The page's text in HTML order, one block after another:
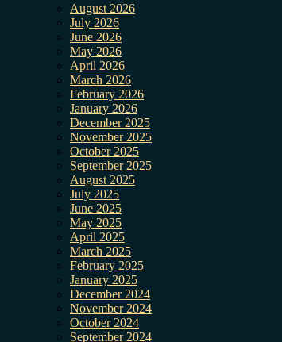
August 2026
July 2026
June 2026
May 2026
April 2026
March 2026
February 2026
January 2026
December 2025
November 2025
October 2025
September 2025
August 2025
July 2025
June 2025
May 2025
April 2025
March 2025
February 2025
January 2025
December 2024
November 2024
October 2024
September 2024